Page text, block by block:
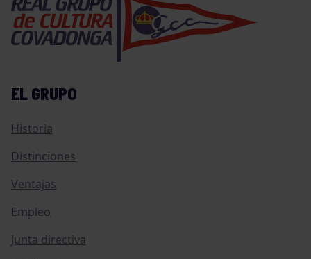
EL GRUPO
Historia
Distinciones
Ventajas
Empleo
Junta directiva